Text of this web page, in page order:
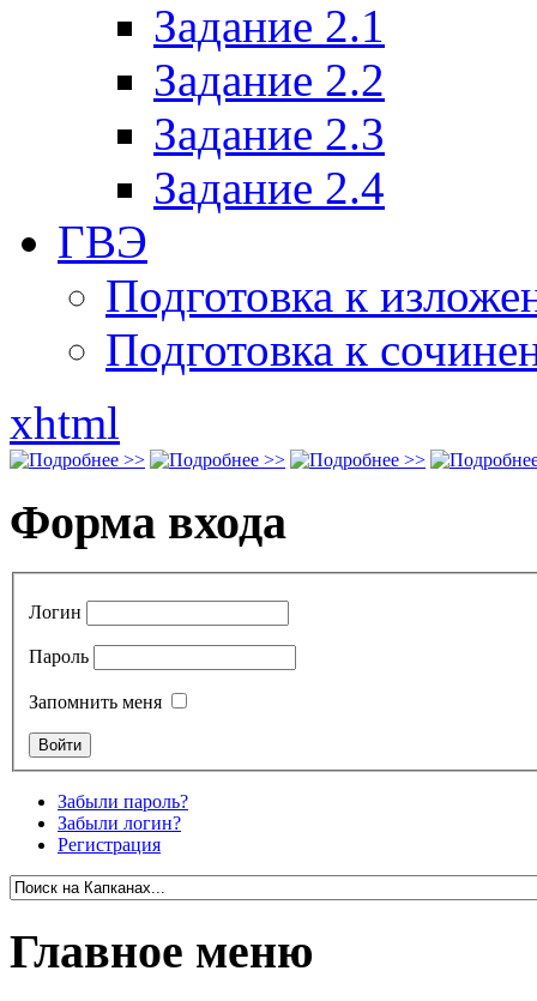
Задание 2.1
Задание 2.2
Задание 2.3
Задание 2.4
ГВЭ
Подготовка к
Подготовка к
xhtml
Форма входа
Логин
Пароль
Запомнить меня
Забыли пароль?
Забыли логин?
Регистрация
Главное меню